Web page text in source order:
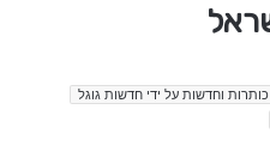
כותרות וחדשות על ידי חדשות גוגל